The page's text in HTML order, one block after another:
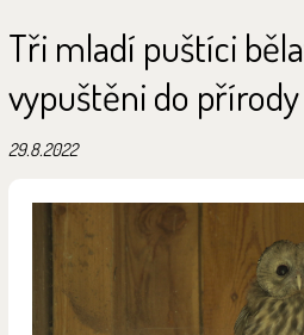
Tři mladí puštíci
vypuštěni do
29.8.2022